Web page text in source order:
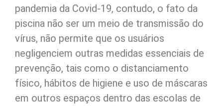
pandemia da Covid-19, contudo, o fato da
piscina não ser um meio de transmissão do
vírus, não permite que os usuários
negligenciem outras medidas essenciais de
prevenção, tais como o distanciamento
físico, hábitos de higiene e uso de máscaras
em outros espaços dentro das escolas de